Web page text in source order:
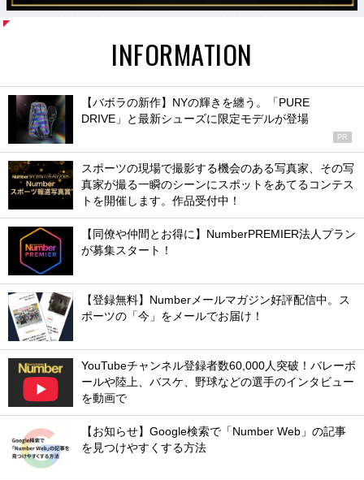
INFORMATION
【バボラの新作】NYの輝きを纏う。「PURE
DRIVE」と最新シューズに限定モデルが登場
PR
スポーツの現場で撮影する機会のある写真家、その写
真家が撮る一瞬のシーンにスポットをあてるコンテス
トを開催します。作品受付中！
【同僚や仲間とお得に】NumberPREMIER法人プラン
が募集スタート！
【登録無料】Numberメールマガジン好評配信中。ス
ポーツの「今」をメールでお届け！
YouTubeチャンネル登録者数60,000人突破！バレーボ
ールや陸上、バスケ、野球などの選手のインタビュー
を動画で
【お知らせ】Google検索で「Number Web」の記事
を見つけやすくする方法